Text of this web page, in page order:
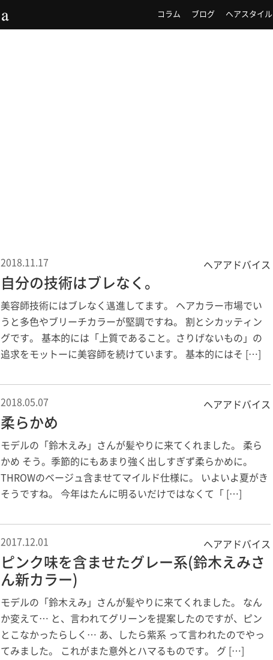
コラム ブログ ヘアスタイル
2018.11.17 ヘアアドバイス
自分の技術はブレなく。
美容師技術にはブレなく邁進してます。 ヘアカラー市場でい
うと多色やブリーチカラーが堅調ですね。 割とシカッティン
グです。 基本的には「上質であること。さりげないもの」の
追求をモットーに美容師を続けています。 基本的にはそ […]
2018.05.07 ヘアアドバイス
柔らかめ
モデルの「鈴木えみ」さんが髪やりに来てくれました。 柔ら
かめ そう。季節的にもあまり強く出しすぎず柔らかめに。
THROWのベージュ含ませてマイルド仕様に。 いよいよ夏がき
そうですね。 今年はたんに明るいだけではなくて「 […]
2017.12.01 ヘアアドバイス
ピンク味を含ませたグレー系(鈴木えみさ
ん新カラー)
モデルの「鈴木えみ」さんが髪やりに来てくれました。 なん
か変えて… と、言われてグリーンを提案したのですが、ピン
とこなかったらしく… あ、したら紫系 って言われたのでやっ
てみました。 これがまた意外とハマるものです。 グ […]